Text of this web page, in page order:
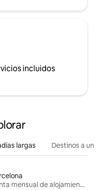
incluidos
largas Destinos a un
Renta mensual de alojamientos